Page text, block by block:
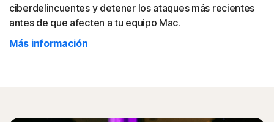
ciberdelincuentes y detener los ataques más recientes
antes de que afecten a tu equipo Mac.
Más información